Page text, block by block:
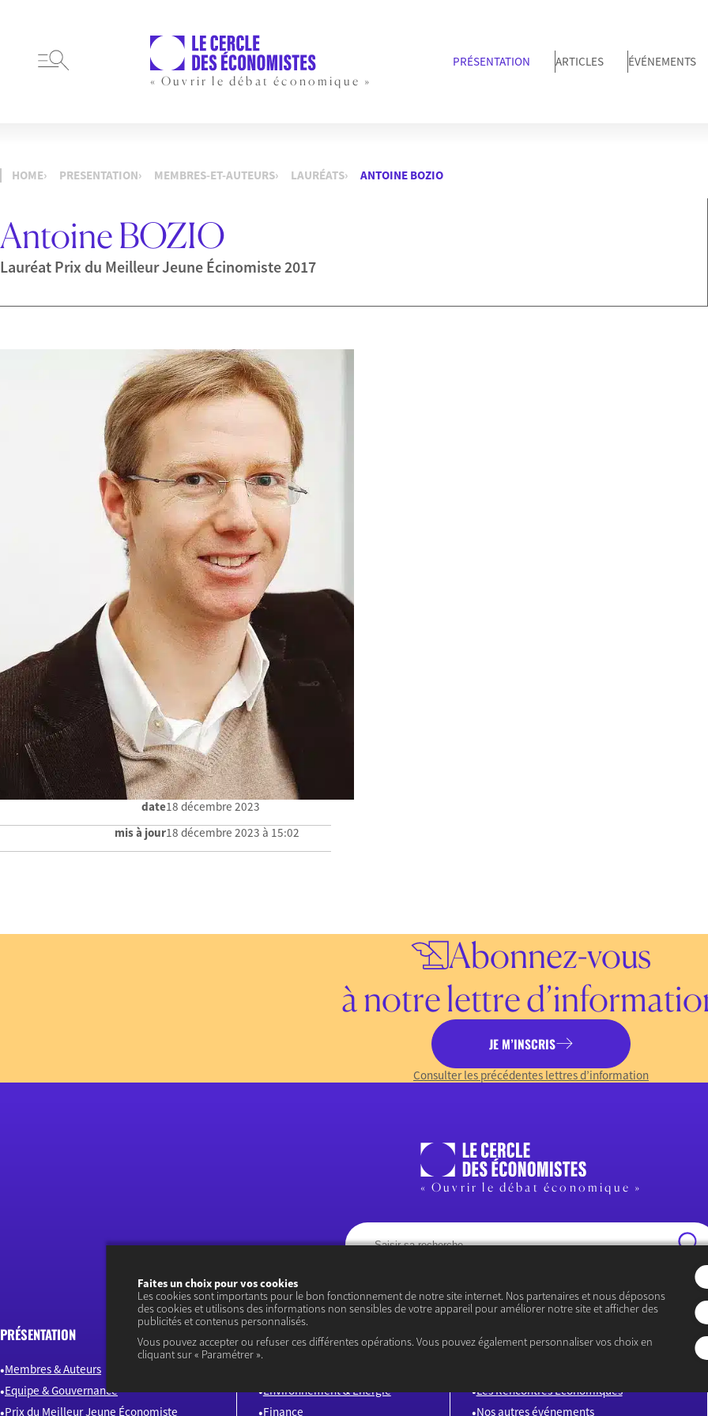
« Ouvrir le débat économique »
PRÉSENTATION ARTICLES ÉVÉNEMENTS
HOME PRESENTATION MEMBRES-ET-AUTEURS LAURÉATS ANTOINE BOZIO
Antoine BOZIO
Lauréat Prix du Meilleur Jeune Écinomiste 2017
date18 décembre 2023
mis à jour18 décembre 2023 à 15:02
Abonnez-vous
à notre lettre
JE M’INSCRIS
Consulter les précédentes lettres d’information
« Ouvrir le débat économique »
PRÉSENTATION
Membres & Auteurs
Equipe & Gouvernance
Prix du Meilleur Jeune Économiste
ARTICLES
Environnement & Energie
Finance
ÉVÉNEMENTS
Les Rencontres Économiques
Nos autres événements
Faites un choix pour vos cookies
Les cookies sont importants pour le bon fonctionnement de notre site internet. Nos partenaires et nous déposons
des cookies et utilisons des informations non sensibles de votre appareil pour améliorer notre site et afficher des
publicités et contenus personnalisés.
Vous pouvez accepter ou refuser ces différentes opérations. Vous pouvez également personnaliser vos choix en
cliquant sur « Paramétrer ».